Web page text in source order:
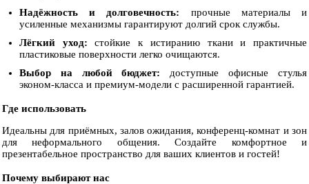
Надёжность и долговечность: прочные материалы и
усиленные механизмы гарантируют долгий срок службы.
Лёгкий уход: стойкие к истиранию ткани и практичные
пластиковые поверхности легко очищаются.
Выбор на любой бюджет: доступные офисные стулья
эконом‑класса и премиум‑модели с расширенной гарантией.
Где использовать
Идеальны для приёмных, залов ожидания, конференц‑комнат и зон
для неформального общения. Создайте комфортное и
презентабельное пространство для ваших клиентов и гостей!
Почему выбирают нас